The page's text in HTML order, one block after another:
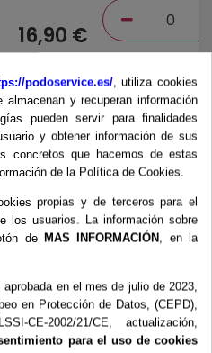
16,90 €
18,95 €
Total:0,0
con impuestos excl.
Tasa impuestos: 10,0%.
podoservice.es/, utiliza cookies
y recuperan información
pueden servir para finalidades
y obtener información de sus
concretos que hacemos de estas
de la Política de Cookies.
propias y de terceros para el
los usuarios. La información sobre
de MAS INFORMACIÓN , en la
en el mes de julio de 2023,
en Protección de Datos, (CEPD),
CE-2002/21/CE, actualización,
para el uso de cookies